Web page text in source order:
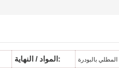
المواد / النهاية: